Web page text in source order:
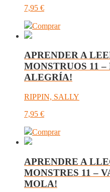
7,95 €
Comprar
APRENDER A
MONSTRUOS 11
ALEGRÍA!
RIPPIN, SALLY
7,95 €
Comprar
APRENDRE A
MONSTRES 11 –
MOLA!